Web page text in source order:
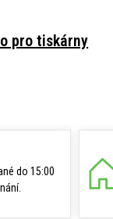
pro tiskárny
do 15:00